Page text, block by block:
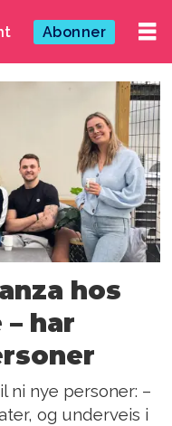
Abonner
hos
har
ni nye personer: –
og underveis i